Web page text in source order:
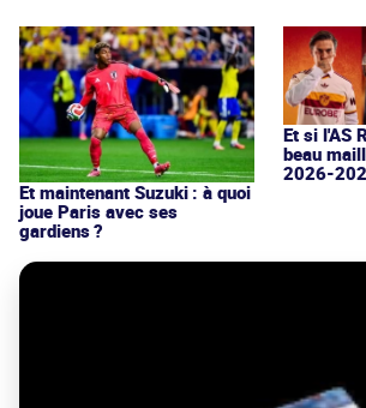
Et maintenant Suzuki : à quoi
joue Paris avec ses
gardiens ?
Et si l'AS
beau
2026-